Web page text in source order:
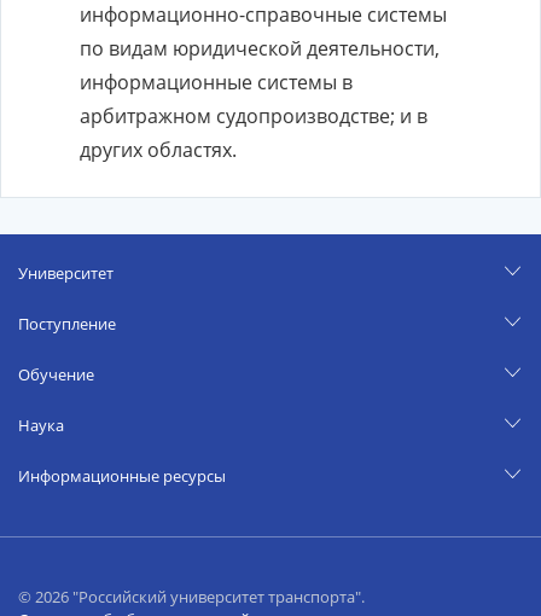
информационно-справочные системы
по видам юридической деятельности,
информационные системы в
арбитражном судопроизводстве; и в
других областях.
Университет
Поступление
Обучение
Наука
Информационные ресурсы
© 2026 "Российский университет транспорта".